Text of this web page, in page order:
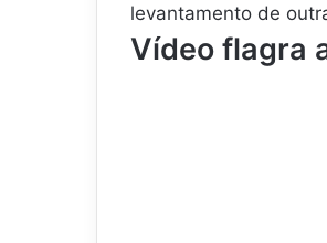
levantamento de
Vídeo flagra